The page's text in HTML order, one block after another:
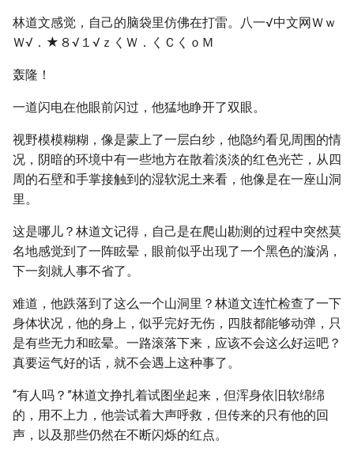
林道文感觉，自己的脑袋里仿佛在打雷。八一√中文网Ｗｗ
Ｗ√．★８√１√ｚくＷ．くＣくｏＭ
轰隆！
一道闪电在他眼前闪过，他猛地睁开了双眼。
视野模模糊糊，像是蒙上了一层白纱，他隐约看见周围的情
况，阴暗的环境中有一些地方在散着淡淡的红色光芒，从四
周的石壁和手掌接触到的湿软泥土来看，他像是在一座山洞
里。
这是哪儿？林道文记得，自己是在爬山勘测的过程中突然莫
名地感觉到了一阵眩晕，眼前似乎出现了一个黑色的漩涡，
下一刻就人事不省了。
难道，他跌落到了这么一个山洞里？林道文连忙检查了一下
身体状况，他的身上，似乎完好无伤，四肢都能够动弹，只
是有些无力和眩晕。一路滚落下来，应该不会这么好运吧？
真要运气好的话，就不会遇上这种事了。
“有人吗？”林道文挣扎着试图坐起来，但浑身依旧软绵绵
的，用不上力，他尝试着大声呼救，但传来的只有他的回
声，以及那些仍然在不断闪烁的红点。